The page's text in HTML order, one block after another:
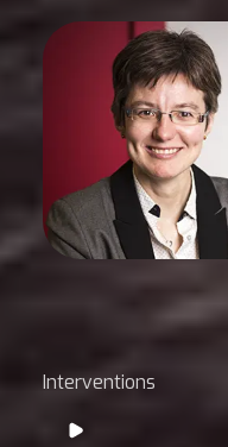
Interventions